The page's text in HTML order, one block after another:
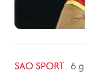
SAO SPORT 6